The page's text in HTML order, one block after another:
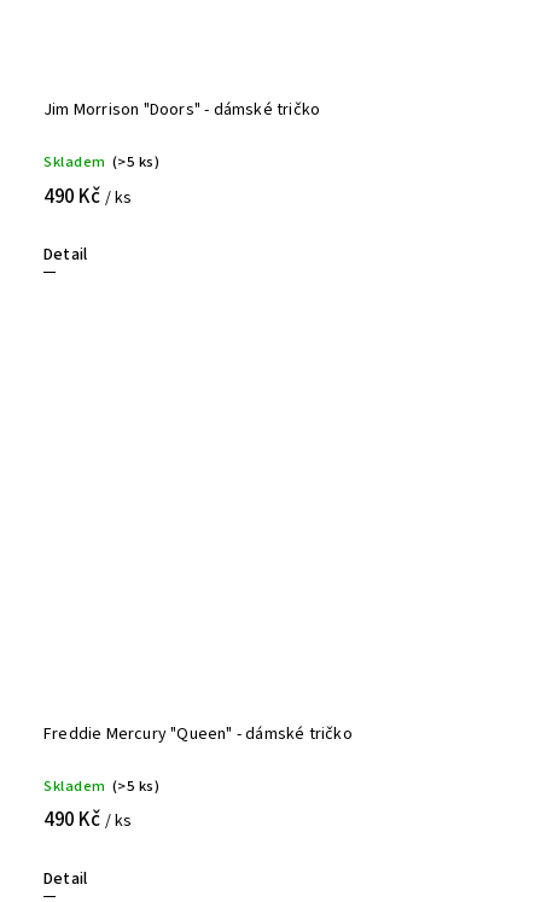
Jim Morrison "Doors" - dámské tričko
Skladem (>5 ks)
490 Kč / ks
Detail
Freddie Mercury "Queen" - dámské tričko
Skladem (>5 ks)
490 Kč / ks
Detail